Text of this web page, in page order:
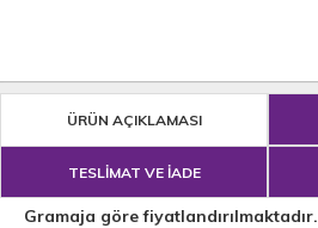
ÜRÜN AÇIKLAMASI
TESLİMAT VE İADE
Gramaja göre fiyatlandırılmaktadır.